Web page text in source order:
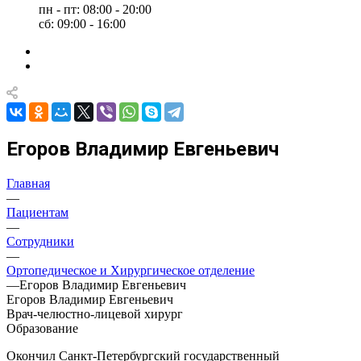
пн - пт: 08:00 - 20:00
сб: 09:00 - 16:00
Егоров Владимир Евгеньевич
Главная
—
Пациентам
—
Сотрудники
—
Ортопедическое и Хирургическое отделение
—Егоров Владимир Евгеньевич
Егоров Владимир Евгеньевич
Врач-челюстно-лицевой хирург
Образование
Окончил Санкт-Петербургский государственный